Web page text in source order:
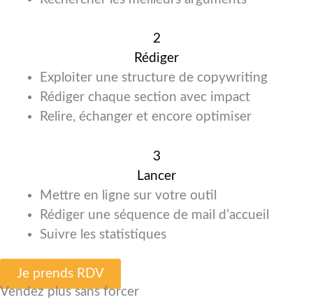
2
Rédiger
Exploiter une structure de copywriting
Rédiger chaque section avec impact
Relire, échanger et encore optimiser
3
Lancer
Mettre en ligne sur votre outil
Rédiger une séquence de mail d’accueil
Suivre les statistiques
Je prends RDV
Vendez plus sans forcer